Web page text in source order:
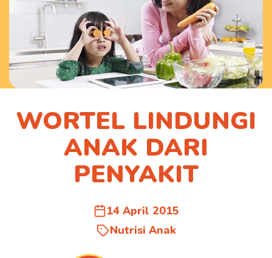
WORTEL LINDUNGI
ANAK DARI
PENYAKIT
14 April 2015
Nutrisi Anak